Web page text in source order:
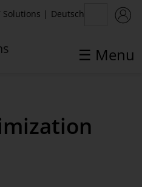
☰ Menu
Solutions | Deutsch